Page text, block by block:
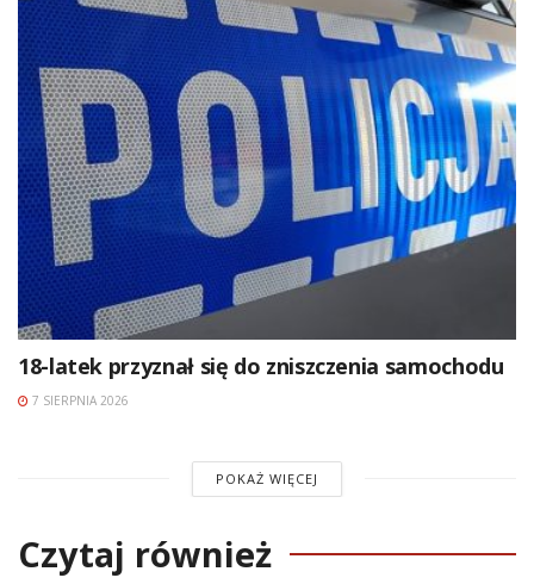
18-latek przyznał się do zniszczenia samochodu
7 SIERPNIA 2026
POKAŻ WIĘCEJ
Czytaj również